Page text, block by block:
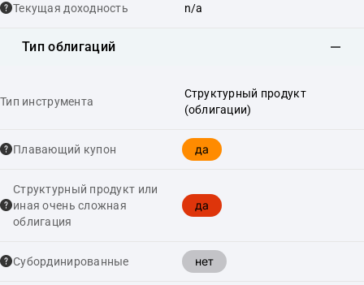
Текущая доходность n/a
Тип облигаций
Тип инструмента
Структурный продукт
(облигации)
Плавающий купон да
Структурный продукт или
иная очень сложная
облигация
да
Cубординированные нет